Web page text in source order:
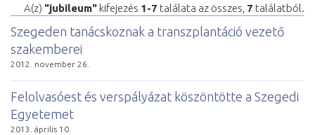
A(z) "jubileum" kifejezés 1-7 találata az összes, 7 találatból.
Szegeden tanácskoznak a transzplantáció vezető
szakemberei
2012. november 26.
Felolvasóest és verspályázat köszöntötte a Szegedi
Egyetemet
2013. április 10.